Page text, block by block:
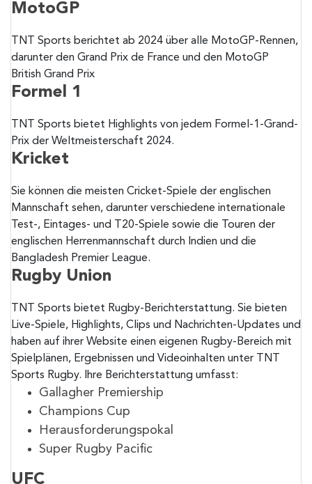
MotoGP
TNT Sports berichtet ab 2024 über alle MotoGP-Rennen,
darunter den Grand Prix de France und den MotoGP
British Grand Prix
Formel 1
TNT Sports bietet Highlights von jedem Formel-1-Grand-
Prix der Weltmeisterschaft 2024.
Kricket
Sie können die meisten Cricket-Spiele der englischen
Mannschaft sehen, darunter verschiedene internationale
Test-, Eintages- und T20-Spiele sowie die Touren der
englischen Herrenmannschaft durch Indien und die
Bangladesh Premier League.
Rugby Union
TNT Sports bietet Rugby-Berichterstattung. Sie bieten
Live-Spiele, Highlights, Clips und Nachrichten-Updates und
haben auf ihrer Website einen eigenen Rugby-Bereich mit
Spielplänen, Ergebnissen und Videoinhalten unter TNT
Sports Rugby. Ihre Berichterstattung umfasst:
Gallagher Premiership
Champions Cup
Herausforderungspokal
Super Rugby Pacific
UFC